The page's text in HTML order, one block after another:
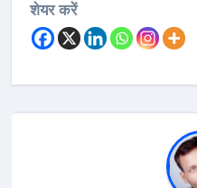
शेयर करें